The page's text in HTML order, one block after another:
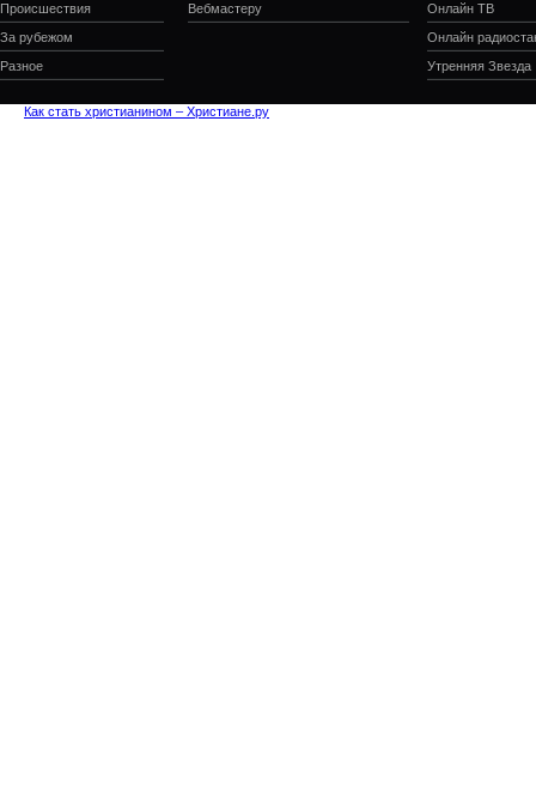
Происшествия
За рубежом
Разное
Вебмастеру
Онлайн ТВ
Онлайн
Утренняя Звезда
Как стать христианином – Христиане.ру